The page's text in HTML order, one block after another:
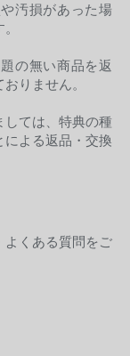
汚損があった場
の無い商品を返
りません。
しては、特典の種
による返品・交換
よくある質問をご